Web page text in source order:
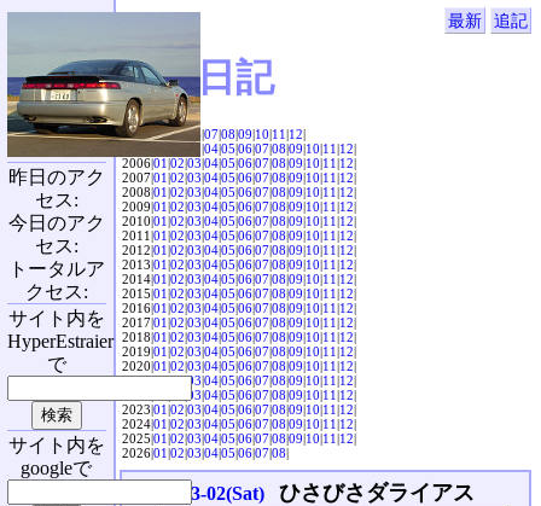
最新 追記
SVX日記
2004|04|05|06|07|08|09|10|11|12|
|04|05|06|07|08|09|10|11|12|
2006|01|02|03|04|05|06|07|08|09|10|11|12|
2007|01|02|03|04|05|06|07|08|09|10|11|12|
2008|01|02|03|04|05|06|07|08|09|10|11|12|
2009|01|02|03|04|05|06|07|08|09|10|11|12|
2010|01|02|03|04|05|06|07|08|09|10|11|12|
2011|01|02|03|04|05|06|07|08|09|10|11|12|
2012|01|02|03|04|05|06|07|08|09|10|11|12|
2013|01|02|03|04|05|06|07|08|09|10|11|12|
2014|01|02|03|04|05|06|07|08|09|10|11|12|
2015|01|02|03|04|05|06|07|08|09|10|11|12|
2016|01|02|03|04|05|06|07|08|09|10|11|12|
2017|01|02|03|04|05|06|07|08|09|10|11|12|
2018|01|02|03|04|05|06|07|08|09|10|11|12|
2019|01|02|03|04|05|06|07|08|09|10|11|12|
2020|01|02|03|04|05|06|07|08|09|10|11|12|
2021|01|02|03|04|05|06|07|08|09|10|11|12|
03|04|05|06|07|08|09|10|11|12|
2023|01|02|03|04|05|06|07|08|09|10|11|12|
2024|01|02|03|04|05|06|07|08|09|10|11|12|
2025|01|02|03|04|05|06|07|08|09|10|11|12|
2026|01|02|03|04|05|06|07|08|
2013-03-02(Sat) ひさびさダライアス
昨日のアク
セス:
今日のアク
セス:
トータルア
クセス:
サイト内を
HyperEstraier
で
サイト内を
googleで